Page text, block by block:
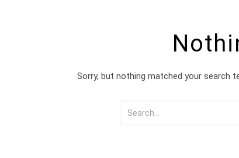
Sorry, but nothing matched your search